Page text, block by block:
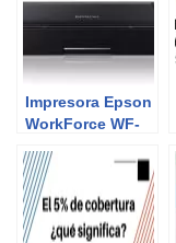
cambiar un
Impresora Epson
WorkForce WF-
del Experto